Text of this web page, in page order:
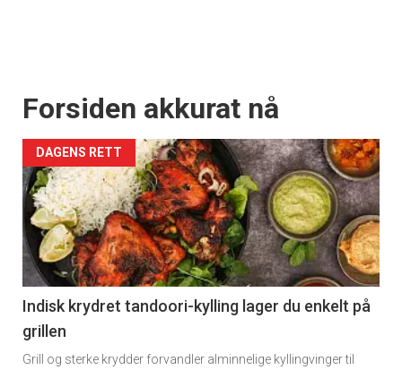
Forsiden akkurat nå
DAGENS RETT
Indisk krydret tandoori-kylling lager du enkelt på
grillen
Grill og sterke krydder forvandler alminnelige kyllingvinger til